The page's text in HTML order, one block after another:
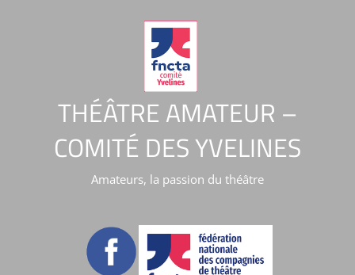
THÉÂTRE AMATEUR –
COMITÉ DES YVELINES
Amateurs, la passion du théâtre